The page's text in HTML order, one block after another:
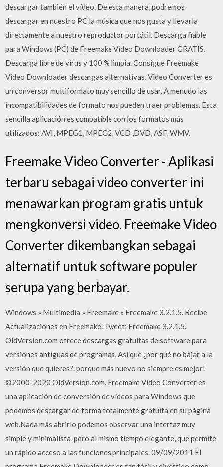
descargar también el vídeo. De esta manera, podremos
descargar en nuestro PC la música que nos gusta y llevarla
directamente a nuestro reproductor portátil. Descarga fiable
para Windows (PC) de Freemake Video Downloader GRATIS.
Descarga libre de virus y 100 % limpia. Consigue Freemake
Video Downloader descargas alternativas. Video Converter es
un conversor multiformato muy sencillo de usar. A menudo las
incompatibilidades de formato nos pueden traer problemas. Esta
sencilla aplicación es compatible con los formatos más
utilizados: AVI, MPEG1, MPEG2, VCD ,DVD, ASF, WMV.
Freemake Video Converter - Aplikasi
terbaru sebagai video converter ini
menawarkan program gratis untuk
mengkonversi video. Freemake Video
Converter dikembangkan sebagai
alternatif untuk software populer
serupa yang berbayar.
Windows » Multimedia » Freemake » Freemake 3.2.1.5. Recibe
Actualizaciones en Freemake. Tweet; Freemake 3.2.1.5.
OldVersion.com ofrece descargas gratuitas de software para
versiones antiguas de programas, Así que ¿por qué no bajar a la
versión que quieres?. porque más nuevo no siempre es mejor!
©2000-2020 OldVersion.com. Freemake Video Converter es
una aplicación de conversión de vídeos para Windows que
podemos descargar de forma totalmente gratuita en su página
web.Nada más abrirlo podemos observar una interfaz muy
simple y minimalista, pero al mismo tiempo elegante, que permite
un rápido acceso a las funciones principales. 09/09/2011 El